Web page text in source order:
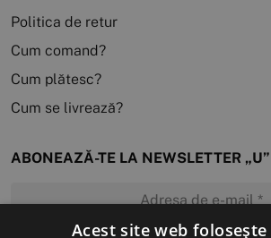
Politica de retur
Cum comand?
Cum plătesc?
Cum se livrează?
ABONEAZĂ-TE LA NEWSLETTER „U”
Acest site web folosește